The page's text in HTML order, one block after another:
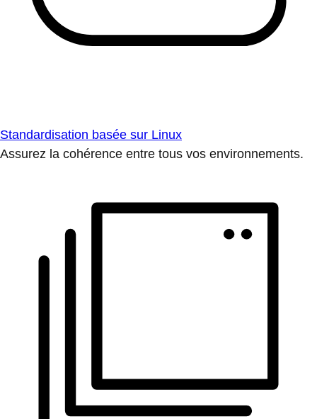
Standardisation basée sur Linux
Assurez la cohérence entre tous vos environnements.